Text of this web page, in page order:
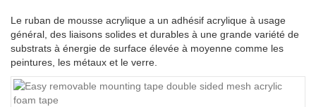
Le ruban de mousse acrylique a un adhésif acrylique à usage
général, des liaisons solides et durables à une grande variété de
substrats à énergie de surface élevée à moyenne comme les
peintures, les métaux et le verre.